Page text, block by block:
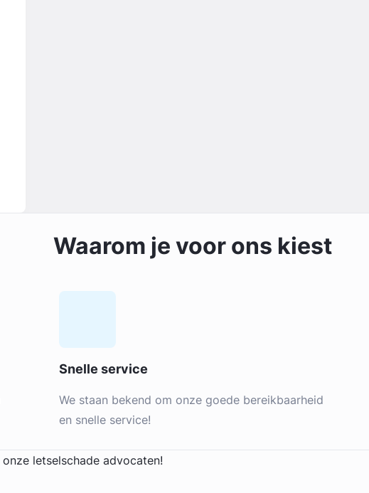
Waarom je voor ons kiest
Snelle service
We staan bekend om onze goede bereikbaarheid
en snelle service!